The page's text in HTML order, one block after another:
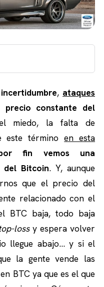
incertidumbre, ataques
constante del
miedo, la falta de
este términoen esta
fin vemos una
del Bitcoin. Y, aunque
que el precio del
relacionado con el
BTC baja, todo baja
lossy espera volver
llegue abajo… y si el
la gente vende las
BTC ya que es el que